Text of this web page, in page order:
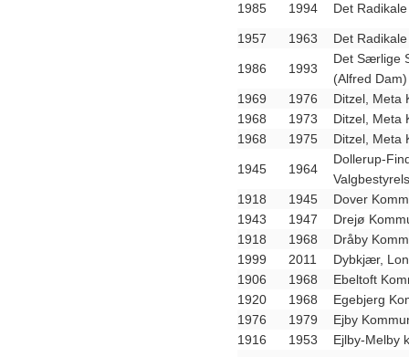
1985 1994 Det
1957 1963 Det
1986 1993
Det Særlige
(Alfred Dam)
1969
1976
Ditzel, Meta
1968
1973
Ditzel, Meta
1968
1975 Ditzel, Meta
1945 1964
Dollerup-
1918
1945
Dover
1943
1947
Drejø
1918
1968
Dråby
1999
2011
Dybkjær,
1906
1968
Ebeltoft
1920
1968
Egebjerg
1976
1979
Ejby
1916
1953 Ejlby-Melby